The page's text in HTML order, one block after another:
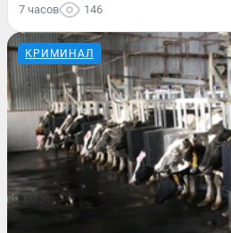
7 часов 146
КРИМИНАЛ